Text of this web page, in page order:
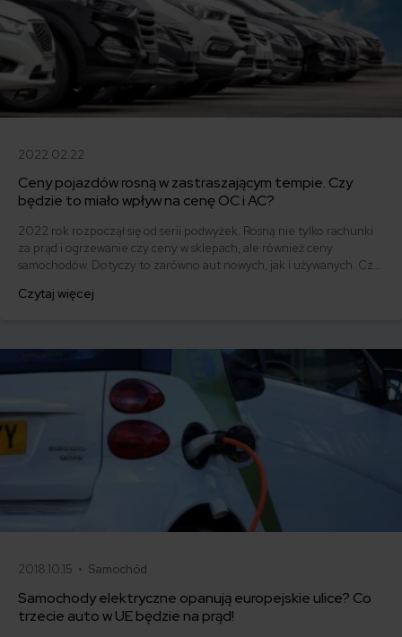
2022.02.22
Ceny pojazdów rosną w zastraszającym tempie. Czy
będzie to miało wpływ na cenę OC i AC?
2022 rok rozpoczął się od serii podwyżek. Rosną nie tylko rachunki
za prąd i ogrzewanie czy ceny w sklepach, ale również ceny
samochodów. Dotyczy to zarówno aut nowych, jak i używanych. Czy
komunikacyjne?
Czytaj więcej
2018.10.15 • Samochód
Samochody elektryczne opanują europejskie ulice? Co
trzecie auto w UE będzie na prąd!